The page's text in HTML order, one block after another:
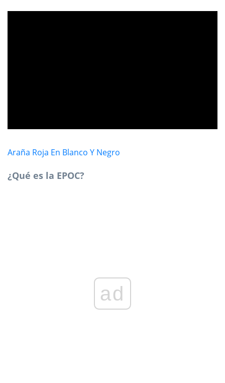
Araña Roja En Blanco Y Negro
¿Qué es la EPOC?
ad